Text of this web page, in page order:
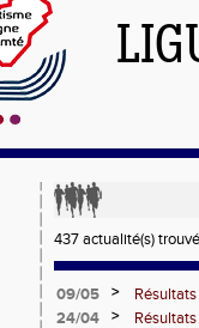
437 actualité(s)
09/05 >
24/04
>